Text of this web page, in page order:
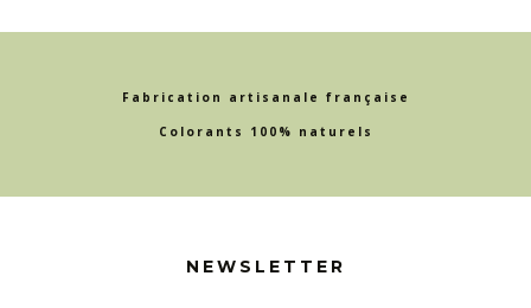
Fabrication artisanale française
Colorants 100% naturels
NEWSLETTER